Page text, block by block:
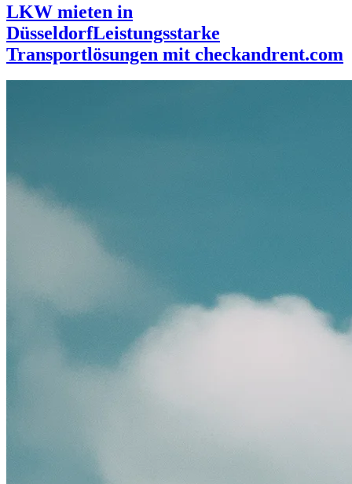
LKW mieten in
DüsseldorfLeistungsstarke
Transportlösungen mit checkandrent.com